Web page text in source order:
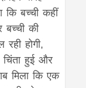
बच्ची कहीं
बच्ची की
होगी,
चिंता हुई और
मिला कि एक